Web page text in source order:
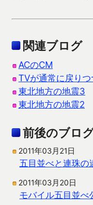
関連ブログ
ACのCM
TVが通常に戻り
東北地方の地震3
東北地方の地震2
前後のブロ
2011年03月21日
五目並べと連珠の
2011年03月20日
モバイル五目並